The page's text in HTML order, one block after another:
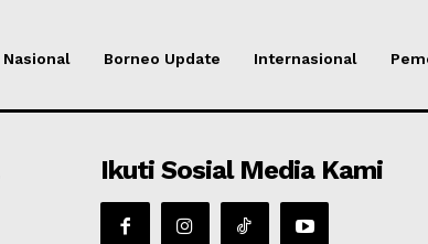
Nasional Borneo Update Internasional
Ikuti Sosial Media Kami